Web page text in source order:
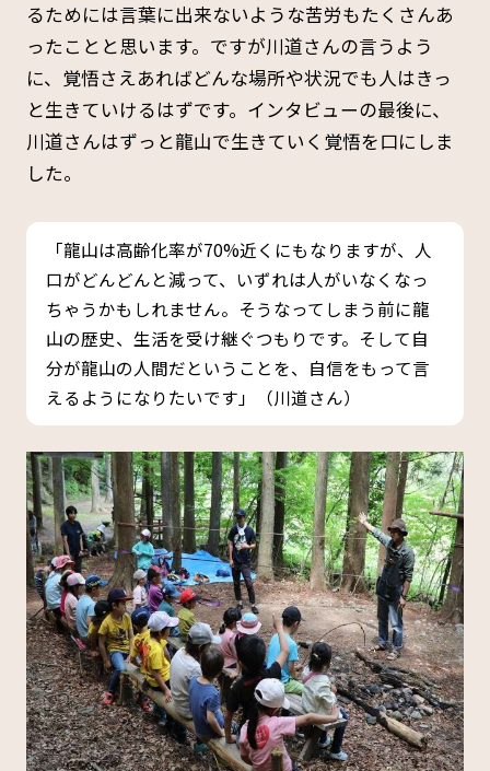
るためには言葉に出来ないような苦労もたくさんあ
ったことと思います。ですが川道さんの言うよう
に、覚悟さえあればどんな場所や状況でも人はきっ
と生きていけるはずです。インタビューの最後に、
川道さんはずっと龍山で生きていく覚悟を口にしま
した。
「龍山は高齢化率が70%近くにもなりますが、人
口がどんどんと減って、いずれは人がいなくなっ
ちゃうかもしれません。そうなってしまう前に龍
山の歴史、生活を受け継ぐつもりです。そして自
分が龍山の人間だということを、自信をもって言
えるようになりたいです」（川道さん）